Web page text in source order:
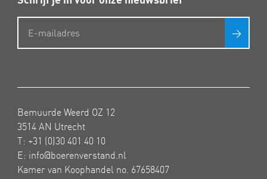
>
Bemuurde Weerd OZ 12
3514 AN Utrecht
T: +31 (0)30 401 40 10
E: info@boerenverstand.nl
Kamer van Koophandel no. 67658407